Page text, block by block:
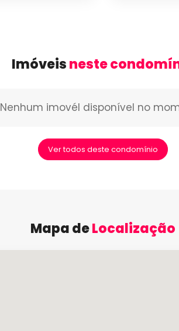
Imóveisneste
Nenhum imovél disponível no
Ver todos deste condomínio
Mapa deLocalização